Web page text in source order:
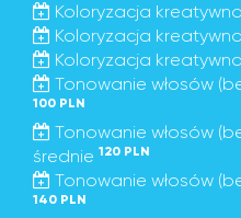
Koloryzacja
Koloryzacja kreatywna
Koloryzacja kreatywna
Tonowanie włosów
100 PLN
Tonowanie włosów
średnie 120 PLN
Tonowanie włosów
140 PLN